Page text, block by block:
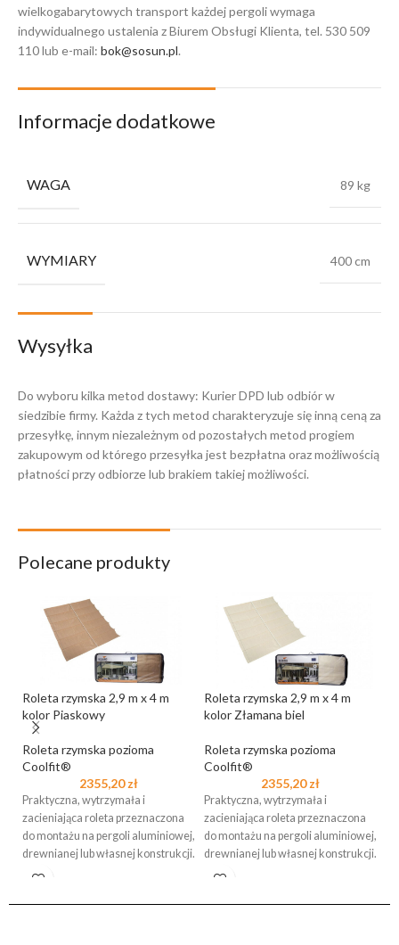
wielkogabarytowych transport każdej pergoli wymaga
indywidualnego ustalenia z Biurem Obsługi Klienta, tel. 530 509
110 lub e-mail: bok@sosun.pl.
Informacje dodatkowe
WAGA 89 kg
WYMIARY 400 cm
Wysyłka
Do wyboru kilka metod dostawy: Kurier DPD lub odbiór w
siedzibie firmy. Każda z tych metod charakteryzuje się inną ceną za
przesyłkę, innym niezależnym od pozostałych metod progiem
zakupowym od którego przesyłka jest bezpłatna oraz możliwością
płatności przy odbiorze lub brakiem takiej możliwości.
Polecane produkty
Roleta rzymska 2,9 m x 4 m
kolor Piaskowy
Roleta rzymska pozioma
Coolfit®
2355,20zł
Praktyczna, wytrzymała i
zacieniająca roleta przeznaczona
do montażu na pergoli aluminiowej,
drewnianej lub własnej konstrukcji.
Występuje w 8 standardowych
Roleta rzymska 2,9 m x 4 m
kolor Złamana biel
Roleta rzymska pozioma
Coolfit®
2355,20zł
Praktyczna, wytrzymała i
zacieniająca roleta przeznaczona
do montażu na pergoli aluminiowej,
drewnianej lub własnej konstrukcji.
Występuje w 8 standardowych